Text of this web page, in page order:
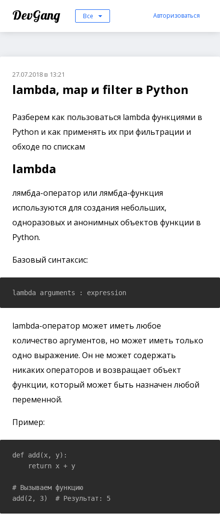
DevGang Все Авторизоваться
27.07.2018 в 13:21
lambda, map и filter в Python
Разберем как пользоваться lambda функциями в
Python и как применять их при фильтрации и
обходе по спискам
lambda
лямбда-оператор или лямбда-функция
используются для создания небольших,
одноразовых и анонимных объектов функции в
Python.
Базовый синтаксис:
lambda-оператор может иметь любое
количество аргументов, но может иметь только
одно выражение. Он не может содержать
никаких операторов и возвращает объект
функции, который может быть назначен любой
переменной.
Пример:
def add(x, y):
    return x + y
# Вызываем функцию
add(2, 3)  # Результат: 5